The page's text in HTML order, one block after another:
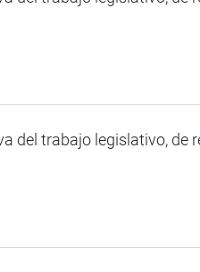
del trabajo legislativo, de